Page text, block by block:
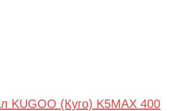
KUGOO (Куго) K5MAX 400